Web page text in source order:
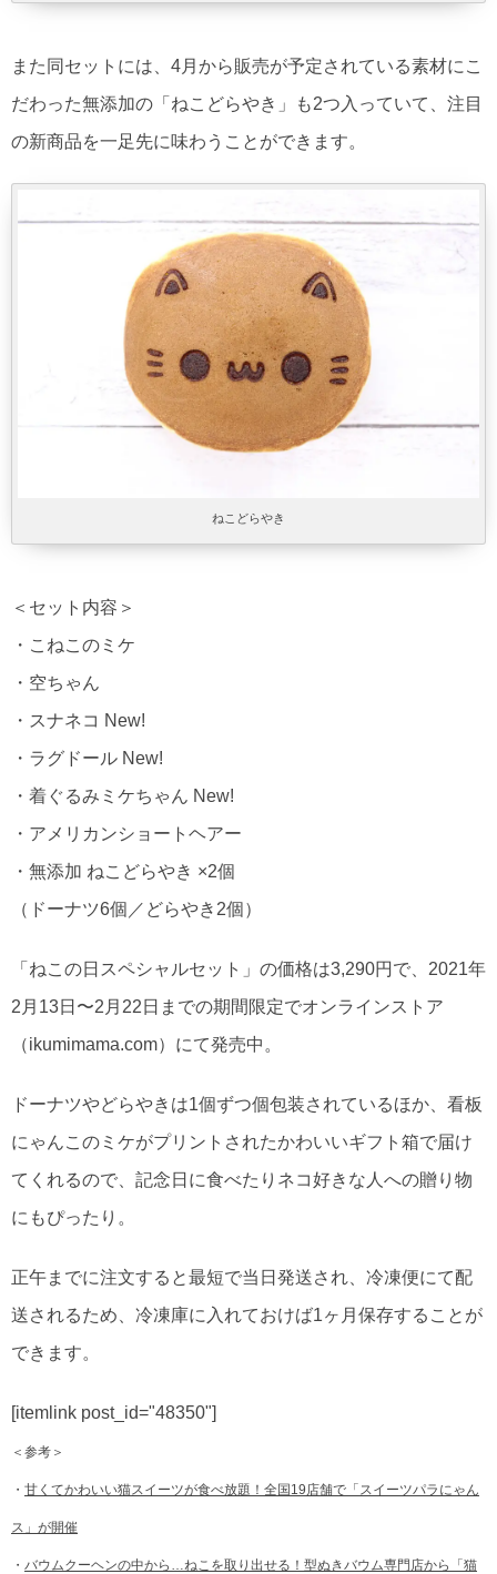
また同セットには、4月から販売が予定されている素材にこ
だわった無添加の「ねこどらやき」も2つ入っていて、注目
の新商品を一足先に味わうことができます。
ねこどらやき
＜セット内容＞
・こねこのミケ
・空ちゃん
・スナネコ New!
・ラグドール New!
・着ぐるみミケちゃん New!
・アメリカンショートヘアー
・無添加 ねこどらやき ×2個
（ドーナツ6個／どらやき2個）
「ねこの日スペシャルセット」の価格は3,290円で、2021年
2月13日〜2月22日までの期間限定でオンラインストア
（ikumimama.com）にて発売中。
ドーナツやどらやきは1個ずつ個包装されているほか、看板
にゃんこのミケがプリントされたかわいいギフト箱で届け
てくれるので、記念日に食べたりネコ好きな人への贈り物
にもぴったり。
正午までに注文すると最短で当日発送され、冷凍便にて配
送されるため、冷凍庫に入れておけば1ヶ月保存することが
できます。
[itemlink post_id="48350"]
＜参考＞
・ 甘くてかわいい猫スイーツが食べ放題！全国19店舗で「スイーツパラにゃん
ス」が開催
・ バウムクーヘンの中から…ねこを取り出せる！型ぬきバウム専門店から「猫